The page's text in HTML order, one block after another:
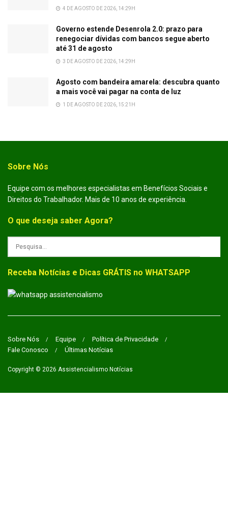
4 DE AGOSTO DE 2026, 14:29H
Governo estende Desenrola 2.0: prazo para
renegociar dívidas com bancos segue aberto
até 31 de agosto
3 DE AGOSTO DE 2026, 14:29H
Agosto com bandeira amarela: descubra quanto
a mais você vai pagar na conta de luz
1 DE AGOSTO DE 2026, 15:21H
Sobre Nós
Equipe com os melhores especialistas em Benefícios Sociais e
Direitos do Trabalhador. Mais de 10 anos de experiência.
O que deseja saber Agora?
Receba Notícias e Dicas GRÁTIS no WHATSAPP
Sobre Nós Equipe
Política de Privacidade
Fale Conosco
Últimas Notícias
Copyright © 2026 Assistencialismo Notícias